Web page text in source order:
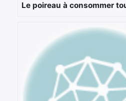
Le poireau à consommer